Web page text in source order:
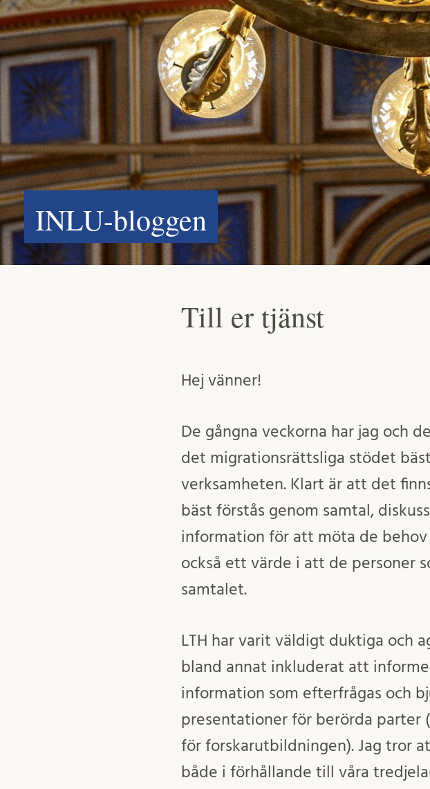
INLU-bloggen
Till er tjänst
Hej vänner!
De gångna veckorna har jag och
det migrationsrättsliga stödet
verksamheten. Klart är att det
bäst förstås genom samtal,
information för att möta de behov
också ett värde i att de personer
samtalet.
LTH har varit väldigt duktiga och
bland annat inkluderat att
information som efterfrågas och
presentationer för berörda parter
för forskarutbildningen). Jag tror
både i förhållande till våra